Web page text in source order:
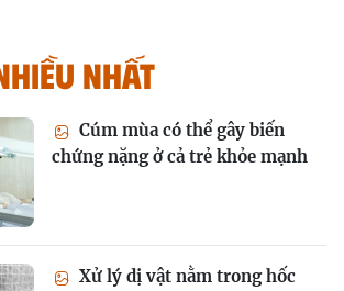
nhất
Cúm mùa có thể gây biến
chứng nặng ở cả trẻ khỏe mạnh
Xử lý dị vật nằm trong hốc